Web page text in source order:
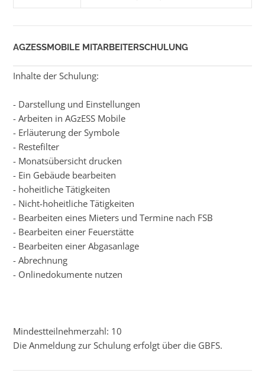
AGZESSMOBILE MITARBEITERSCHULUNG
Inhalte der Schulung:
- Darstellung und Einstellungen
- Arbeiten in AGzESS Mobile
- Erläuterung der Symbole
- Restefilter
- Monatsübersicht drucken
- Ein Gebäude bearbeiten
- hoheitliche Tätigkeiten
- Nicht-hoheitliche Tätigkeiten
- Bearbeiten eines Mieters und Termine nach FSB
- Bearbeiten einer Feuerstätte
- Bearbeiten einer Abgasanlage
- Abrechnung
- Onlinedokumente nutzen
Mindestteilnehmerzahl: 10
Die Anmeldung zur Schulung erfolgt über die GBFS.